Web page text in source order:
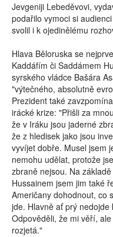
Jevgeniji Lebeděvovi,
podařilo vymoci si
svolil i k ojedinělému
Hlava Běloruska se
Kaddáfím či Saddámem
syrského vládce Bašára
"výtečného, absolutně
Prezident také
irácké krize: "Přišli za
že v Iráku jsou jaderné
že z hledisek jako jsou
vyvíjet dobře. Musel jsem
nemohu udělat, protože
zbraně nejsou. Na
Hussainem jsem jim také
Američany dohodnout, co
jde. Hlavně ať prý
Odpověděli, že mi věří,
rozjetá."